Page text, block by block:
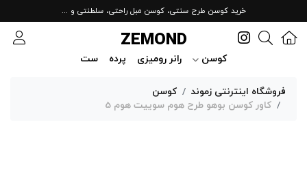
خرید کوسن طرح سنتی، کوسن مبل راحتی، سلطنتی و ...
ZEMOND
کوسن رانر رومیزی پرده ست
فروشگاه اینترنتی زموند
کوسن
کاور کوسن بوهو طرح هوم سوییت هوم 5